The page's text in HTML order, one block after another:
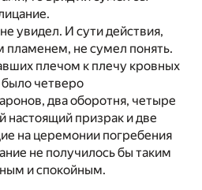
увидел. И сути действия,
не сумел понять.
плечом к плечу кровных
четверо
два оборотня, четыре
настоящий призрак и две
на церемонии погребения
не получилось бы таким
и спокойным.